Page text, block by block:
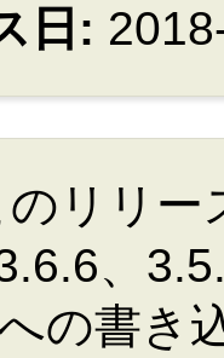
日:
のリリー
、
の書き